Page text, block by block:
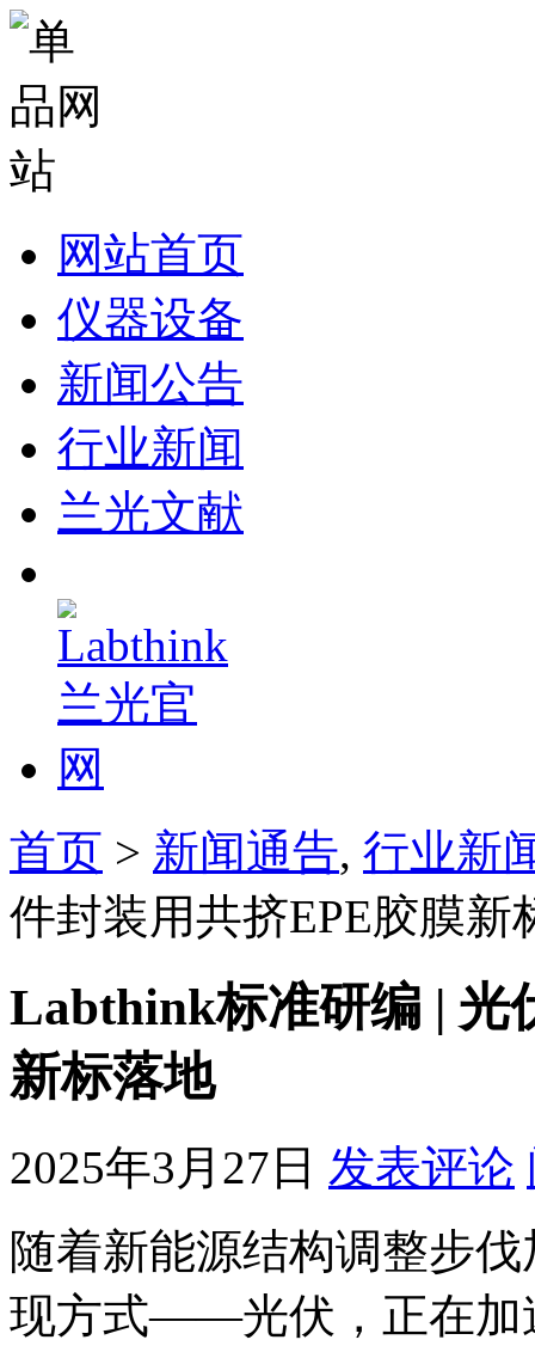
网站首页
仪器设备
新闻公告
行业新闻
兰光文献
首页 > 新闻通告, 行业新
件封装用共挤EPE胶膜新
Labthink标准研编 | 光
新标落地
2025年3月27日 发表评论
随着新能源结构调整步
现方式——光伏，正在加